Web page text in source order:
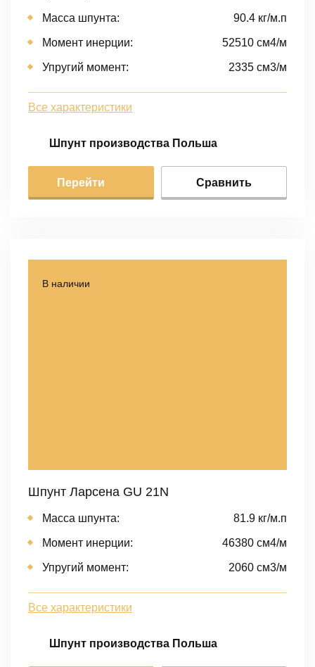
Масса шпунта: 90.4 кг/м.п
Момент инерции: 52510 cм4/м
Упругий момент: 2335 cм3/м
Все характеристики
Шпунт производства Польша
Перейти Сравнить
В наличии
Шпунт Ларсена GU 21N
Масса шпунта: 81.9 кг/м.п
Момент инерции: 46380 cм4/м
Упругий момент: 2060 cм3/м
Все характеристики
Шпунт производства Польша